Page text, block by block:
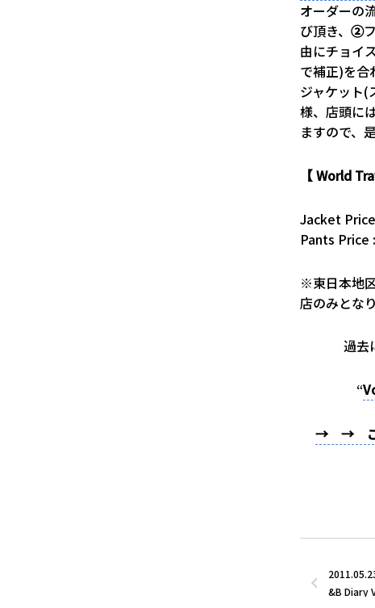
オーダーの
び頂き、 ②
由にチョイ
で補正)を合
ジャケット(
様、店頭に
ますので、
【 World
Jacket
Pants Price
※東日本地
店のみとなり
過去
“
→ → こ